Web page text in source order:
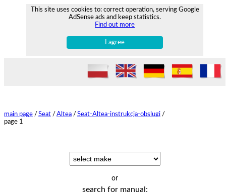
This site uses cookies to: correct operation, serving Google
AdSense ads and keep statistics.
Find out more
I agree
main page / Seat / Altea / Seat-Altea-instrukcja-obslugi /
page 1
or
search for manual: